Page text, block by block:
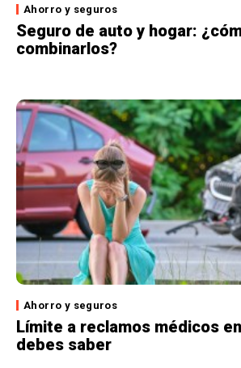
Ahorro y seguros
Seguro de auto y hogar:
combinarlos?
Ahorro y seguros
Límite a reclamos médicos
debes saber